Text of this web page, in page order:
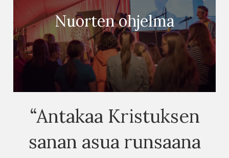
Nuorten ohjelma
“Antakaa Kristuksen
sanan asua runsaana